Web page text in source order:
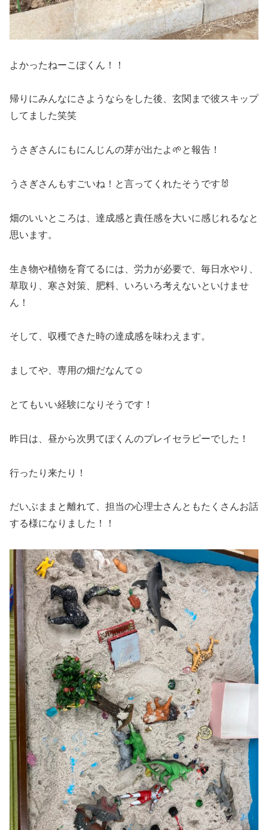
よかったねーこぽくん！！
帰りにみんなにさようならをした後、玄関まで彼スキップ
してました笑笑
うさぎさんにもにんじんの芽が出たよ🌱と報告！
うさぎさんもすごいね！と言ってくれたそうです🐰
畑のいいところは、達成感と責任感を大いに感じれるなと
思います。
生き物や植物を育てるには、労力が必要で、毎日水やり、
草取り、寒さ対策、肥料、いろいろ考えないといけませ
ん！
そして、収穫できた時の達成感を味わえます。
ましてや、専用の畑だなんて☺︎
とてもいい経験になりそうです！
昨日は、昼から次男てぽくんのプレイセラピーでした！
行ったり来たり！
だいぶままと離れて、担当の心理士さんともたくさんお話
する様になりました！！